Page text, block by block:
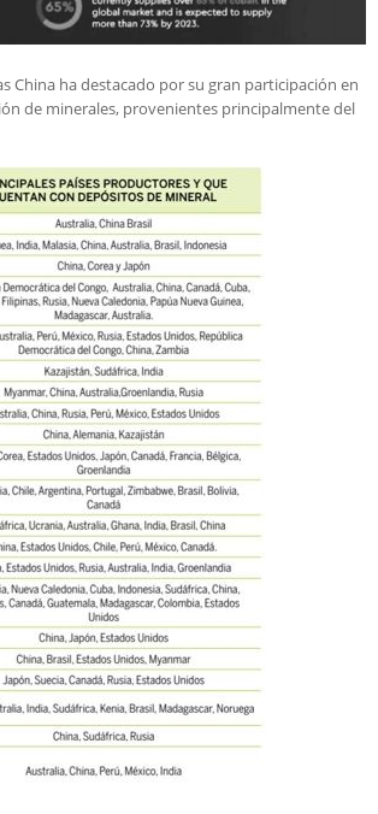
China ha destacado por su gran participación en
de minerales, provenientes principalmente del